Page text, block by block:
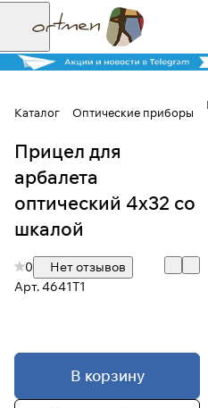
Каталог Оптические приборы
Прицел для
арбалета
оптический 4х32 со
шкалой
0
Нет отзывов
Арт.4641T1
В корзину
Для клиентов всех банков
Разбейте
оплату на части
Сегодня
Добавляйте
в корзину